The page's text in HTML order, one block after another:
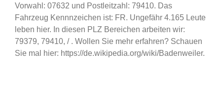
Vorwahl: 07632 und Postleitzahl: 79410. Das
Fahrzeug Kennnzeichen ist: FR. Ungefähr 4.165 Leute
leben hier. In diesen PLZ Bereichen arbeiten wir:
79379, 79410, / . Wollen Sie mehr erfahren? Schauen
Sie mal hier: https://de.wikipedia.org/wiki/Badenweiler.